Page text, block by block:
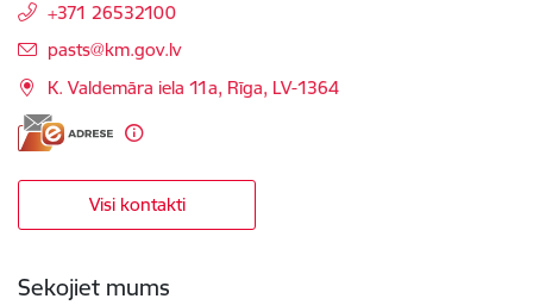
+371 26532100
E-pasts:
pasts@km.gov.lv
K. Valdemāra iela 11a, Rīga, LV-1364
Visi kontakti
Sekojiet mums